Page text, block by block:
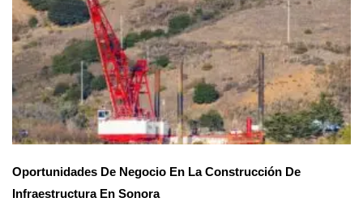
Oportunidades De Negocio En La Construcción De
Infraestructura En Sonora